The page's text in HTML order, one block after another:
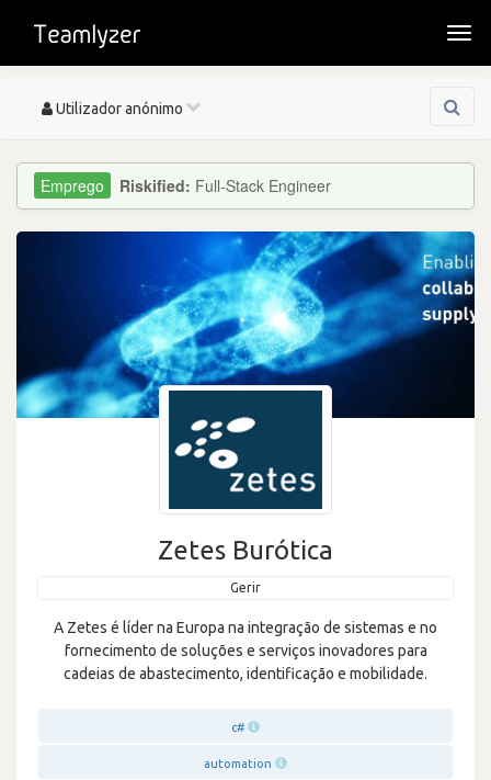
Toggle
Utilizador anónimo
Riskified: Full-Stack Engineer
Zetes Burótica
Gerir
A Zetes é líder na Europa na integração de sistemas e no
fornecimento de soluções e serviços inovadores para
cadeias de abastecimento, identificação e mobilidade.
c#
automation